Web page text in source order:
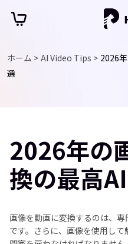
ホーム > AI Video Tips > 2026
選
2026年の
換の最高
画像を動画に変換するのは、
です。さらに、画像を使用し